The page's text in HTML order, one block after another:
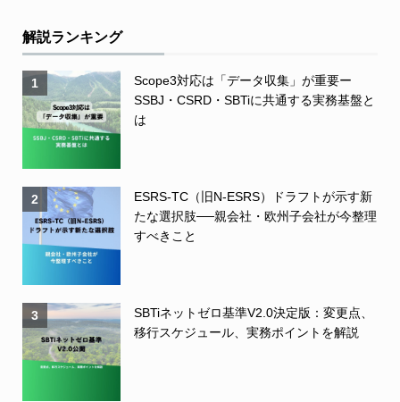
解説ランキング
1
Scope3対応は「データ収集」が重要ー
SSBJ・CSRD・SBTiに共通する実務基盤と
は
2
ESRS-TC（旧N-ESRS）ドラフトが示す新
たな選択肢──親会社・欧州子会社が今整理
すべきこと
3
SBTiネットゼロ基準V2.0決定版：変更点、
移行スケジュール、実務ポイントを解説